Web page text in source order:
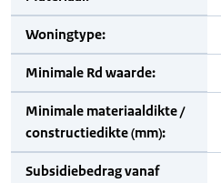
Woningtype:
Minimale Rd waarde:
Minimale materiaaldikte /
constructiedikte (mm):
Subsidiebedrag vanaf